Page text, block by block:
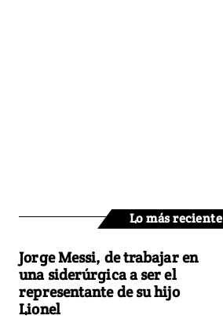
Lo más reciente
Jorge Messi, de trabajar en
una siderúrgica a ser el
representante de su hijo
Lionel